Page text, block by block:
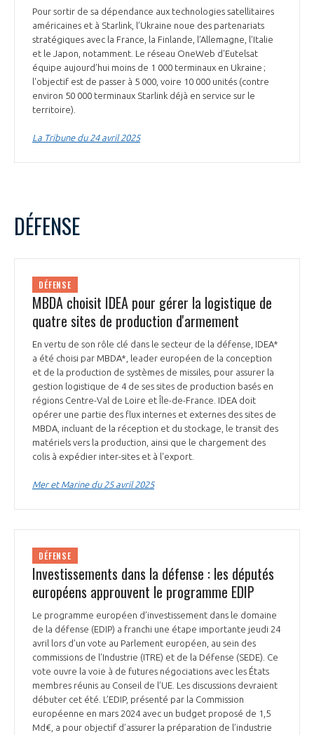
Pour sortir de sa dépendance aux technologies satellitaires
américaines et à Starlink, l’Ukraine noue des partenariats
stratégiques avec la France, la Finlande, l’Allemagne, l’Italie
et le Japon, notamment. Le réseau OneWeb d'Eutelsat
équipe aujourd’hui moins de 1 000 terminaux en Ukraine ;
l'objectif est de passer à 5 000, voire 10 000 unités (contre
environ 50 000 terminaux Starlink déjà en service sur le
territoire).
La Tribune du 24 avril 2025
DÉFENSE
DÉFENSE
MBDA choisit IDEA pour gérer la logistique de
quatre sites de production d'armement
En vertu de son rôle clé dans le secteur de la défense, IDEA*
a été choisi par MBDA*, leader européen de la conception
et de la production de systèmes de missiles, pour assurer la
gestion logistique de 4 de ses sites de production basés en
régions Centre-Val de Loire et Île-de-France. IDEA doit
opérer une partie des flux internes et externes des sites de
MBDA, incluant de la réception et du stockage, le transit des
matériels vers la production, ainsi que le chargement des
colis à expédier inter-sites et à l'export.
Mer et Marine du 25 avril 2025
DÉFENSE
Investissements dans la défense : les députés
européens approuvent le programme EDIP
Le programme européen d’investissement dans le domaine
de la défense (EDIP) a franchi une étape importante jeudi 24
avril lors d’un vote au Parlement européen, au sein des
commissions de l’Industrie (ITRE) et de la Défense (SEDE). Ce
vote ouvre la voie à de futures négociations avec les États
membres réunis au Conseil de l’UE. Les discussions devraient
débuter cet été. L’EDIP, présenté par la Commission
européenne en mars 2024 avec un budget proposé de 1,5
Md€, a pour objectif d’assurer la préparation de l’industrie